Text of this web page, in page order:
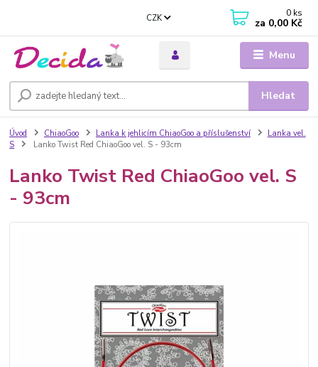
Menu
CZK
Hledat
0 ks
za 0,00 Kč
Úvod ChiaoGoo Lanka k jehlicím ChiaoGoo a příslušenství
Lanka vel.
S
Lanko Twist Red ChiaoGoo vel. S - 93cm
Lanko Twist Red ChiaoGoo vel. S
- 93cm